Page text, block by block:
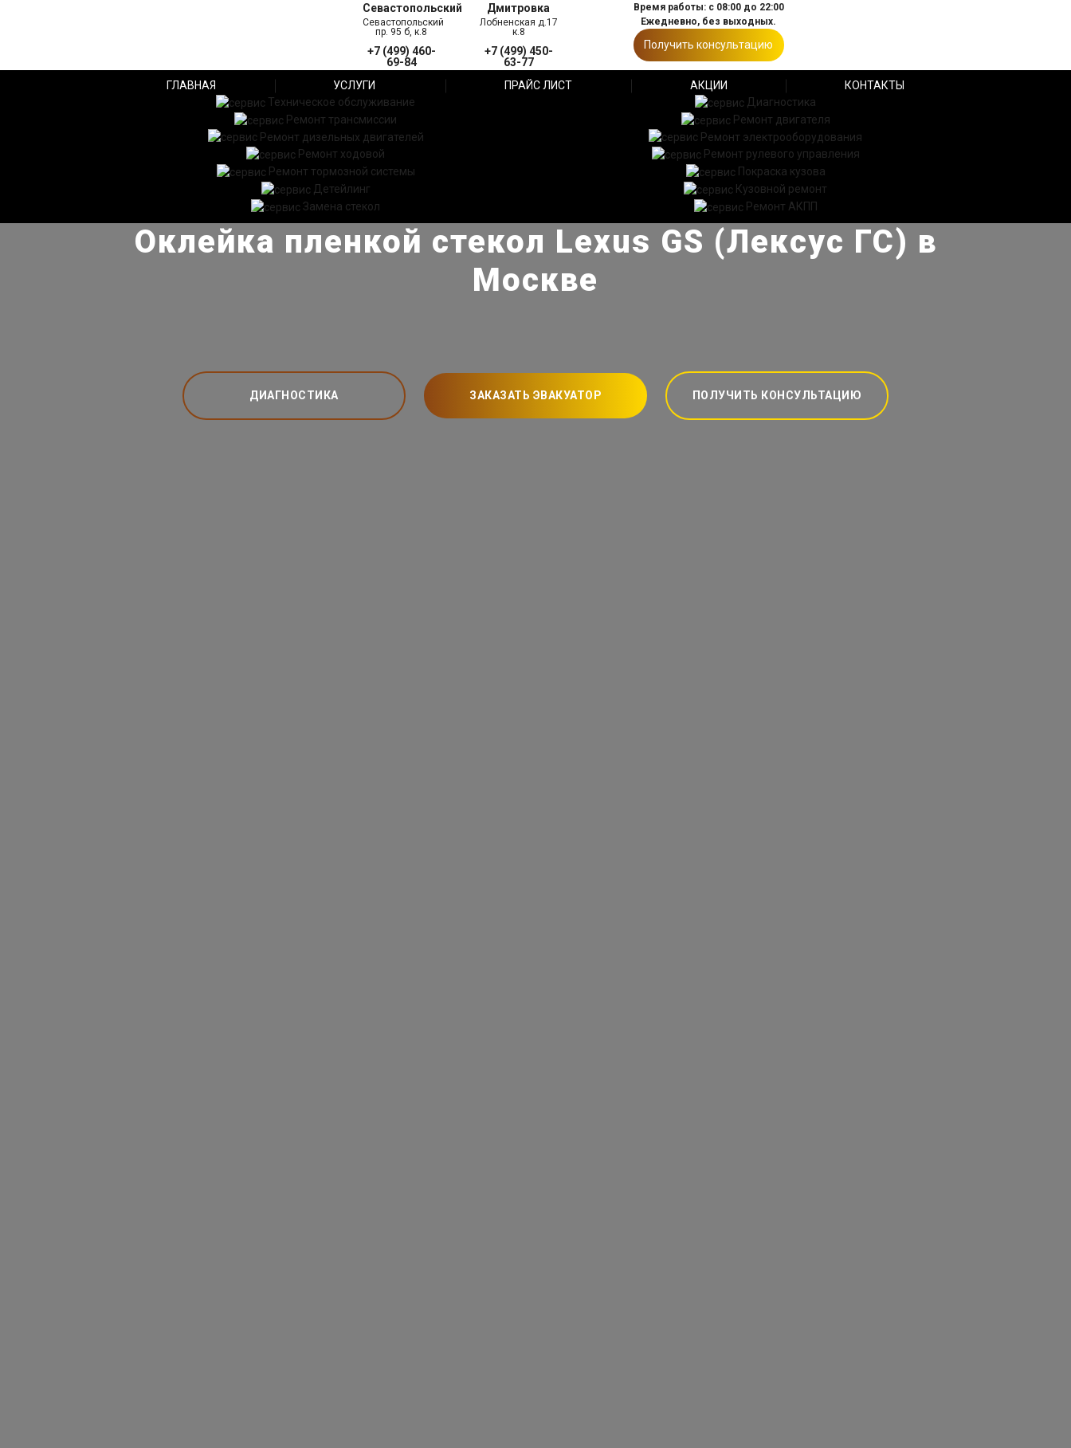
Севастопольский
Севастопольский
пр. 95 б, к.8
+7 (499) 460-
69-84
Дмитровка
Лобненская д.17
к.8
+7 (499) 450-
63-77
Время работы: с 08:00 до 22:00
Ежедневно, без выходных.
Получить консультацию
ГЛАВНАЯ УСЛУГИ ПРАЙС ЛИСТ АКЦИИ
КОНТАКТЫ
Техническое обслуживание
Диагностика
Ремонт трансмиссии
Ремонт двигателя
Ремонт дизельных двигателей
Ремонт электрооборудования
Ремонт ходовой
Ремонт рулевого управления
Ремонт тормозной системы
Покраска кузова
Детейлинг
Кузовной ремонт
Замена стекол
Ремонт АКПП
Оклейка пленкой стекол Lexus GS (Лексус ГС) в
Москве
ДИАГНОСТИКА ЗАКАЗАТЬ ЭВАКУАТОР ПОЛУЧИТЬ КОНСУЛЬТАЦИЮ